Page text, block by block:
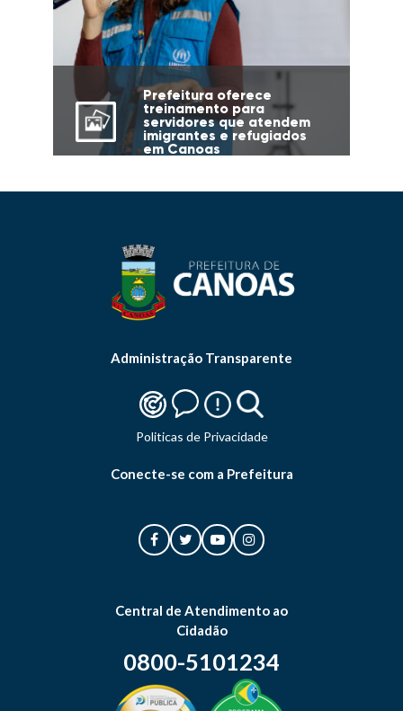
Prefeitura oferece
treinamento para
servidores que atendem
imigrantes e refugiados
em Canoas
Administração Transparente
Politicas de Privacidade
Conecte-se com a Prefeitura
Central de Atendimento ao
Cidadão
0800-5101234